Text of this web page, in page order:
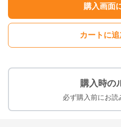
購入画面
カートに
購入時の
必ず購入前にお読